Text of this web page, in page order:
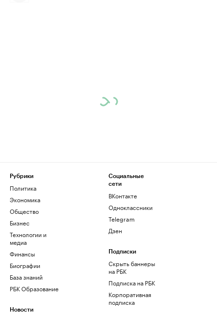
Рубрики
Политика
Экономика
Общество
Бизнес
Технологии и
медиа
Финансы
Биографии
База знаний
РБК Образование
Новости
Социальные
сети
ВКонтакте
Одноклассники
Telegram
Дзен
Подписки
Скрыть баннеры
на РБК
Подписка на РБК
Корпоративная
подписка